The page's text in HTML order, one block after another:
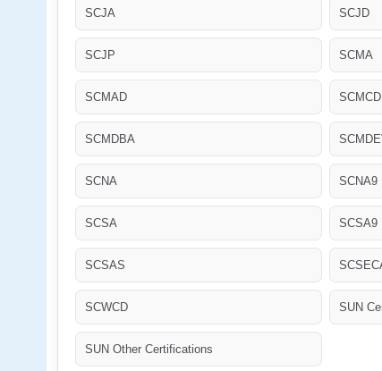
SCJA SCJD
SCJP SCMA
SCMAD
SCMDBA
SCNA SCNA9
SCSA SCSA9
SCSAS
SCWCD SUN
SUN Other Certifications